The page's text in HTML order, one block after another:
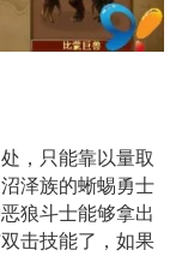
，只能靠以量取
泽族的蜥蜴勇士
狼斗士能够拿出
击技能了，如果